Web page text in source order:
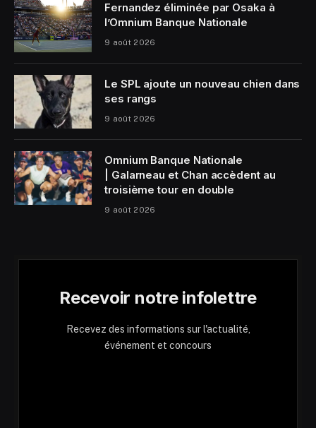
Fernandez éliminée par Osaka à
l’Omnium Banque Nationale
9 août 2026
Le SPL ajoute un nouveau chien dans
ses rangs
9 août 2026
Omnium Banque Nationale
| Galarneau et Chan accèdent au
troisième tour en double
9 août 2026
Recevoir notre infolettre
Recevez des informations sur l'actualité,
événement et concours